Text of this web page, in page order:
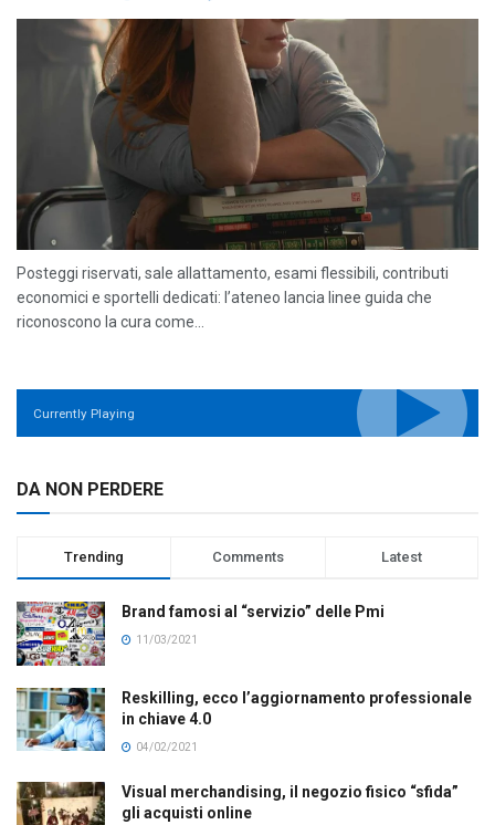
Posteggi riservati, sale allattamento, esami flessibili, contributi
economici e sportelli dedicati: l’ateneo lancia linee guida che
riconoscono la cura come...
Currently Playing
DA NON PERDERE
Trending Comments Latest
Brand famosi al “servizio” delle Pmi
11/03/2021
Reskilling, ecco l’aggiornamento professionale
in chiave 4.0
04/02/2021
Visual merchandising, il negozio fisico “sfida”
gli acquisti online